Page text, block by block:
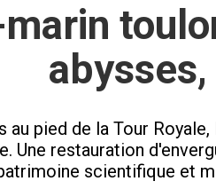
au pied de la Tour
Une restauration
scientifique et